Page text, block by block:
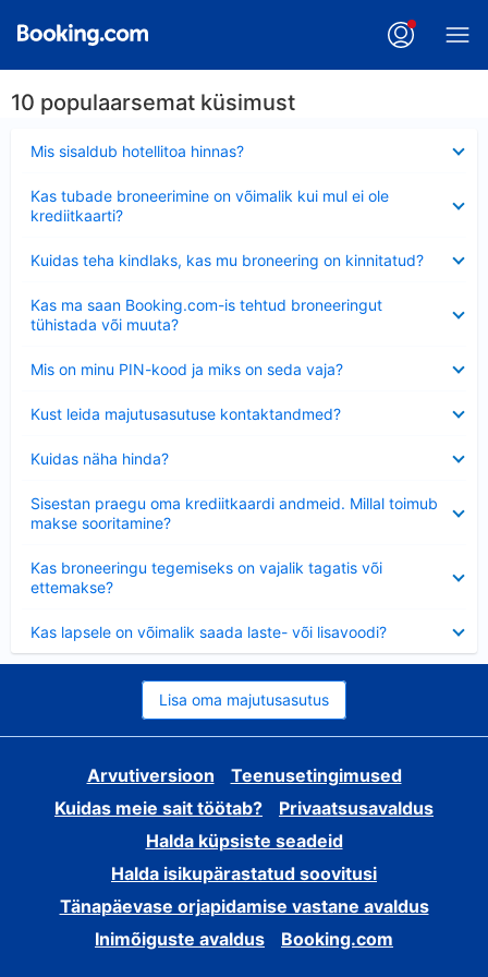
10 populaarsemat küsimust
Mis sisaldub hotellitoa hinnas?
Kas tubade broneerimine on võimalik kui mul ei ole
krediitkaarti?
Kuidas teha kindlaks, kas mu broneering on kinnitatud?
Kas ma saan Booking.com-is tehtud broneeringut
tühistada või muuta?
Mis on minu PIN-kood ja miks on seda vaja?
Kust leida majutusasutuse kontaktandmed?
Kuidas näha hinda?
Sisestan praegu oma krediitkaardi andmeid. Millal toimub
makse sooritamine?
Kas broneeringu tegemiseks on vajalik tagatis või
ettemakse?
Kas lapsele on võimalik saada laste- või lisavoodi?
Lisa oma majutusasutus
Arvutiversioon
Teenusetingimused
Kuidas meie sait töötab?
Privaatsusavaldus
Halda küpsiste seadeid
Halda isikupärastatud soovitusi
Tänapäevase orjapidamise vastane avaldus
Inimõiguste avaldus
Booking.com